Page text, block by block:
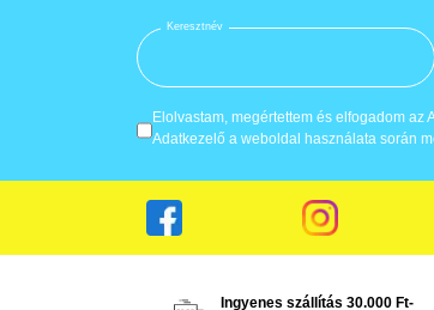
Keresztnév
Elolvastam, megértettem és elfogadom
Adatkezelő a weboldal használata során
Ingyenes szállítás 30.000 Ft-